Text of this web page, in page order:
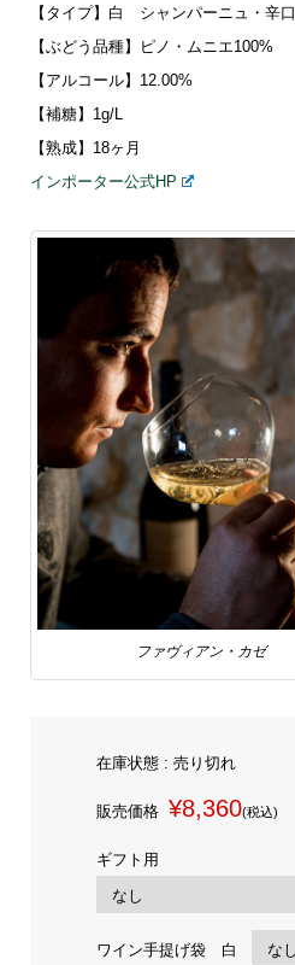
【タイプ】白 シャンパーニュ・辛口
【ぶどう品種】ピノ・ムニエ100%
【アルコール】12.00%
【補糖】1g/L
【熟成】18ヶ月
インポーター公式HP
ファヴィアン・カゼ
在庫状態 : 売り切れ
販売価格 ¥8,360(税込)
ギフト用
ワイン手提げ袋 白